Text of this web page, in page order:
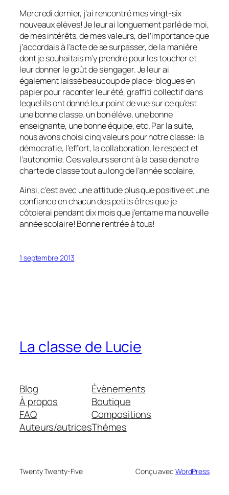
Mercredi dernier, j’ai rencontré mes vingt-six
nouveaux élèves! Je leur ai longuement parlé de moi,
de mes intérêts, de mes valeurs, de l’importance que
j’accordais à l’acte de se surpasser, de la manière
dont je souhaitais m’y prendre pour les toucher et
leur donner le goût de s’engager. Je leur ai
également laissé beaucoup de place: blogues en
papier pour raconter leur été, graffiti collectif dans
lequel ils ont donné leur point de vue sur ce qu’est
une bonne classe, un bon élève, une bonne
enseignante, une bonne équipe, etc. Par la suite,
nous avons choisi cinq valeurs pour notre classe: la
démocratie, l’effort, la collaboration, le respect et
l’autonomie. Ces valeurs seront à la base de notre
charte de classe tout au long de l’année scolaire.
Ainsi, c’est avec une attitude plus que positive et une
confiance en chacun des petits êtres que je
côtoierai pendant dix mois que j’entame ma nouvelle
année scolaire! Bonne rentrée à tous!
1 septembre 2013
La classe de Lucie
Blog
À propos
FAQ
Auteurs/autrices
Évènements
Boutique
Compositions
Thèmes
Twenty Twenty-Five Conçu avec WordPress